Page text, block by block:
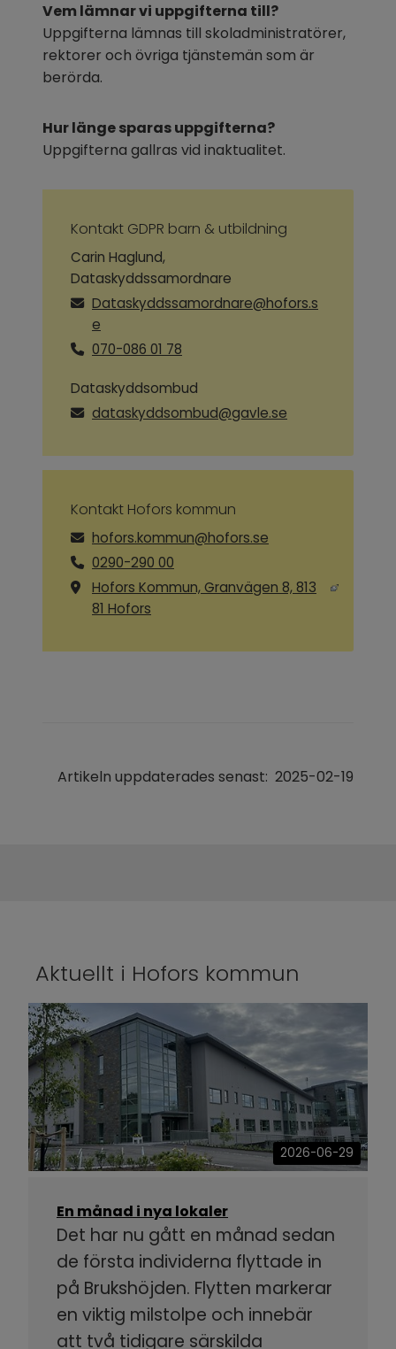
Vem lämnar vi uppgifterna till?
Uppgifterna lämnas till skoladministratörer,
rektorer och övriga tjänstemän som är
berörda.
Hur länge sparas uppgifterna?
Uppgifterna gallras vid inaktualitet.
Kontakt GDPR barn & utbildning
Carin Haglund,
Dataskyddssamordnare
Dataskyddssamordnare@hofors.s
e
070-086 01 78
Dataskyddsombud
dataskyddsombud@gavle.se
Kontakt Hofors kommun
hofors.kommun@hofors.se
0290-290 00
Hofors Kommun, Granvägen 8, 813
81 Hofors
Artikeln uppdaterades senast: 2025-02-19
Aktuellt i Hofors kommun
2026-06-29
En månad i nya lokaler
Det har nu gått en månad sedan
de första individerna flyttade in
på Brukshöjden. Flytten markerar
en viktig milstolpe och innebär
att två tidigare särskilda